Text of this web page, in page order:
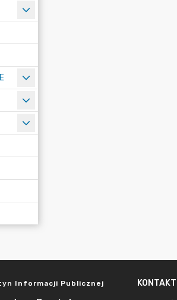
Informacji Publicznej KONTAKT